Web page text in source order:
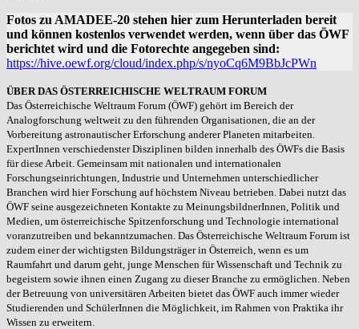
Fotos zu AMADEE-20 stehen hier zum Herunterladen bereit
und können kostenlos verwendet werden, wenn über das ÖWF
berichtet wird und die Fotorechte angegeben sind:
https://hive.oewf.org/cloud/index.php/s/nyoCq6M9BbJcPWn
ÜBER DAS ÖSTERREICHISCHE WELTRAUM FORUM
Das Österreichische Weltraum Forum (ÖWF) gehört im Bereich der
Analogforschung weltweit zu den führenden Organisationen, die an der
Vorbereitung astronautischer Erforschung anderer Planeten mitarbeiten.
ExpertInnen verschiedenster Disziplinen bilden innerhalb des ÖWFs die Basis
für diese Arbeit. Gemeinsam mit nationalen und internationalen
Forschungseinrichtungen, Industrie und Unternehmen unterschiedlicher
Branchen wird hier Forschung auf höchstem Niveau betrieben. Dabei nutzt das
ÖWF seine ausgezeichneten Kontakte zu MeinungsbildnerInnen, Politik und
Medien, um österreichische Spitzenforschung und Technologie international
voranzutreiben und bekanntzumachen. Das Österreichische Weltraum Forum ist
zudem einer der wichtigsten Bildungsträger in Österreich, wenn es um
Raumfahrt und darum geht, junge Menschen für Wissenschaft und Technik zu
begeistern sowie ihnen einen Zugang zu dieser Branche zu ermöglichen. Neben
der Betreuung von universitären Arbeiten bietet das ÖWF auch immer wieder
Studierenden und SchülerInnen die Möglichkeit, im Rahmen von Praktika ihr
Wissen zu erweitern.